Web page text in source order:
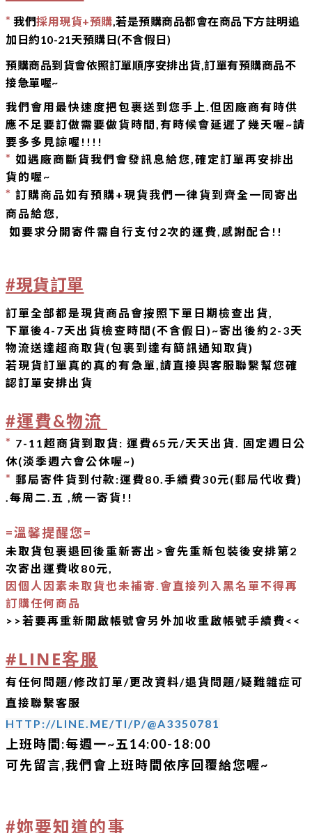
* 我們採用現貨+預購,若是預購商品都會在商品下方註明追
加日約10-21天預購日(不含假日)
預購商品到貨會依照訂單順序安排出貨,訂單有預購商品不
接急單喔~
我們會用最快速度把包裹送到您手上.但因廠商有時供
應不足要訂做需要做貨時間,有時候會延遲了幾天喔~請
要多多見諒喔!!!!
* 如遇廠商斷貨我們會發訊息給您,確定訂單再安排出
貨的喔~
* 訂購商品如有預購+現貨我們一律貨到齊全一同寄出
商品給您,
如要求分開寄件需自行支付2次的運費,感謝配合!!
#現貨訂單
訂單全部都是現貨商品會按照下單日期檢查出貨,
下單後4-7天出貨檢查時間(不含假日)~寄出後約2-3天
物流送達超商取貨(包裹到達有簡訊通知取貨)
若現貨訂單真的真的有急單,請直接與客服聯繫幫您確
認訂單安排出貨
#運費&物流
* 7-11超商貨到取貨: 運費65元/天天出貨. 固定週日公
休(淡季週六會公休喔~)
* 郵局寄件貨到付款:運費80.手續費30元(郵局代收費)
.每周二. 五 ,統一寄貨!!
=溫馨提醒您=
未取貨包裹退回後重新寄出>會先重新包裝後安排第2
次寄出 運費收 80元,
因個人因素未取貨也未補寄.會直接列入黑名單不得再
訂購任何商品
>>若要再重新開啟帳號會另外加收重啟帳號手續費<<
#LINE客服
有任何問題/修改訂單/更改資料/退貨問題/疑難雜症可
直接聯繫客服
HTTP://LINE.ME/TI/P/@A3350781
上班時間:每週一~五14:00-18:00
可先留言,我們會上班時間依序回覆給您喔~
#妳要知道的事